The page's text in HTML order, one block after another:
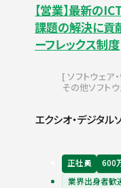
【営業】最新の
課題の解決に貢
ーフレックス制度
ソフトウェア
その他ソフト
エクシオ・デジタル
正社員 600
業界出身者歓